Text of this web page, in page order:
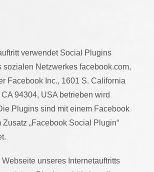
verwendet Social Plugins
sozialen Netzwerkes facebook.com,
Facebook Inc., 1601 S. California
94304, USA betrieben wird
Plugins sind mit einem Facebook
Zusatz „Facebook Social Plugin“
unseres Internetauftritts